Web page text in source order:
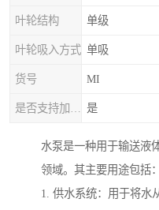
叶轮结构 单级
叶轮吸入方式 单吸
货号 MI
是
水泵是一种用于输送液
领域。其主要用途包括：
1. 供水系统：用于将水